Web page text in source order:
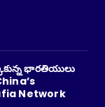
భారతీయులు
Network